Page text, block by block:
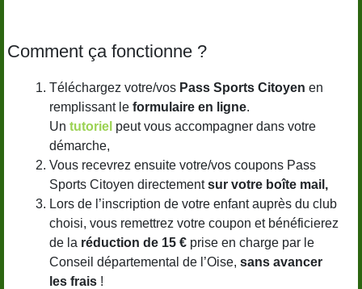
Comment ça fonctionne ?
Téléchargez votre/vos Pass Sports Citoyen en
remplissant le formulaire en ligne.
Un tutoriel peut vous accompagner dans votre
démarche,
Vous recevrez ensuite votre/vos coupons Pass
Sports Citoyen directementsur votre boîte mail,
Lors de l’inscription de votre enfant auprès du club
choisi, vous remettrez votre coupon et bénéficierez
de la réduction de 15 € prise en charge par le
Conseil départemental de l’Oise, sans avancer
les frais !